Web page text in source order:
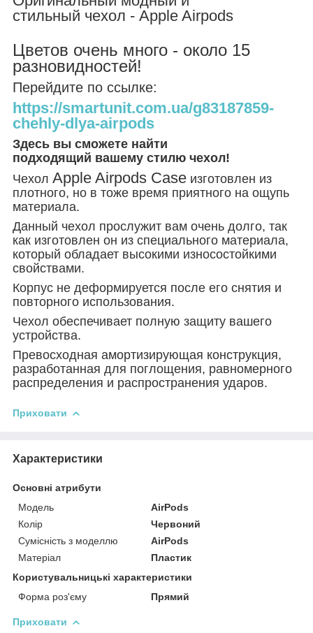
стильный чехол - Apple Airpods
Цветов очень много - около 15
разновидностей!
Перейдите по ссылке:
https://smartunit.com.ua/g83187859-
chehly-dlya-airpods
Здесь вы сможете найти
подходящий вашему стилю чехол!
Чехол Apple Airpods Case изготовлен из
плотного, но в тоже время приятного на ощупь
материала.
Данный чехол прослужит вам очень долго, так
как изготовлен он из специального материала,
который обладает высокими износостойкими
свойствами.
Корпус не деформируется после его снятия и
повторного использования.
Чехол обеспечивает полную защиту вашего
устройства.
Превосходная амортизирующая конструкция,
разработанная для поглощения, равномерного
распределения и распространения ударов.
Приховати
Характеристики
Основні атрибути
Модель
AirPods
Колір
Червоний
Сумісність з моделлю
AirPods
Матеріал
Пластик
Користувальницькі характеристики
Форма роз'єму
Прямий
Приховати